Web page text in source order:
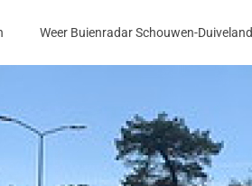
Weer Buienradar Schouwen-Duiveland